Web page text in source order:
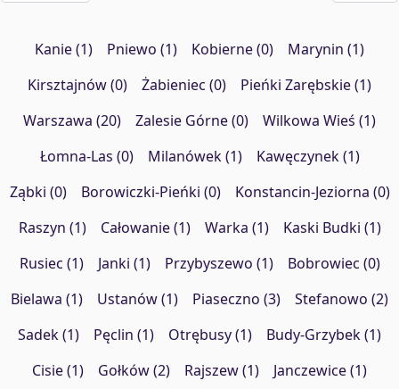
Kanie (1) Pniewo (1) Kobierne (0)
Marynin (1)
Kirsztajnów (0)
Żabieniec (0)
Pieńki Zarębskie (1)
Warszawa (20)
Zalesie Górne (0)
Wilkowa Wieś (1)
Łomna-Las (0)
Milanówek (1)
Kawęczynek (1)
Ząbki (0)
Borowiczki-Pieńki (0)
Konstancin-Jeziorna (0)
Raszyn (1)
Całowanie (1) Warka (1)
Kaski Budki (1)
Rusiec (1)
Janki (1) Przybyszewo (1)
Bobrowiec (0)
Bielawa (1)
Ustanów (1) Piaseczno (3)
Stefanowo (2)
Sadek (1)
Pęclin (1) Otrębusy (1)
Budy-Grzybek (1)
Cisie (1)
Gołków (2) Rajszew (1)
Janczewice (1)